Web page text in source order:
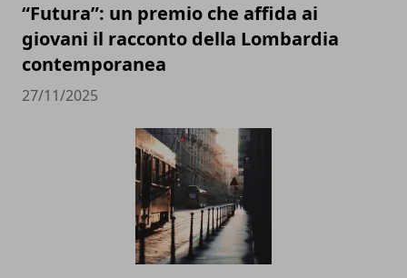
“Futura”: un premio che affida ai
giovani il racconto della Lombardia
contemporanea
27/11/2025